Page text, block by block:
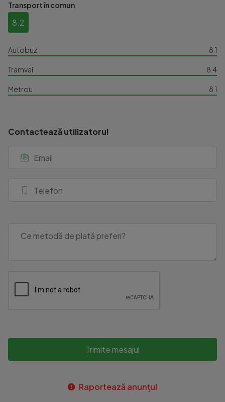
Transport în comun
8.2
Autobuz 8.1
Tramvai 8.4
Metrou 8.1
Contactează utilizatorul
Trimite mesajul
Raportează anunțul